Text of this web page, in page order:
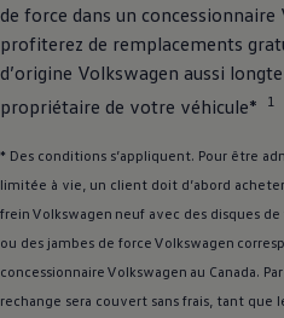
de force dans un concessionnaire
profiterez de remplacements
d’origine Volkswagen aussi
propriétaire de votre véhicule*
1
* Des conditions s’appliquent. Pour être
limitée à vie, un client doit d’abord
frein Volkswagen neuf avec des disques
ou des jambes de force Volkswagen
concessionnaire Volkswagen au Canada.
rechange sera couvert sans frais, tant